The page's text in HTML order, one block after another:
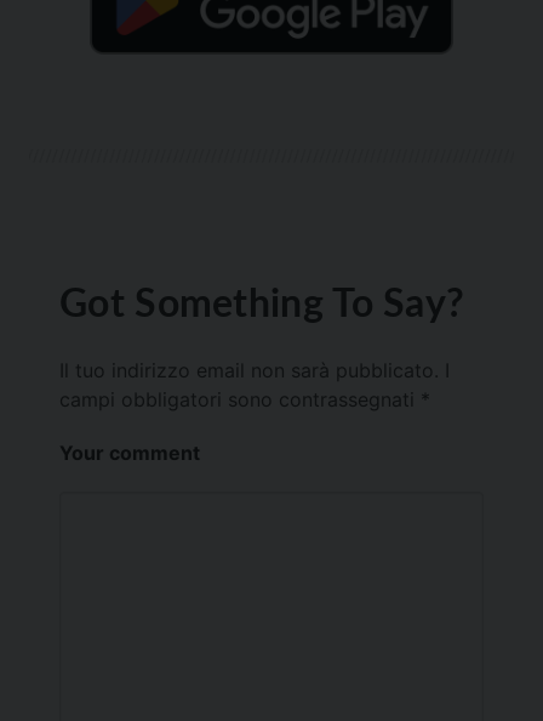
Got Something To Say?
Il tuo indirizzo email non sarà pubblicato.
campi obbligatori sono contrassegnati *
Your comment